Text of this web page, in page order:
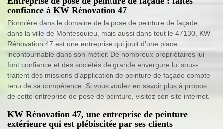
confiance à KW Rénovation 47
Pionnière dans le domaine de la pose de peinture de façade,
dans la ville de Montesquieu, mais aussi dans tout le 47130, KW
Rénovation 47 est une entreprise qui jouit d’une place
incontournable dans son métier. De nombreux propriétaires lui
font confiance et des sociétés de grande envergure lui sous-
traitent des missions d’application de peinture de façade compte
tenu de sa compétence. Si vous voulez en savoir plus à propos
de cette entreprise de pose de peinture, visitez son site internet.
KW Rénovation 47, une entreprise de peinture
extérieure qui est plébiscitée par ses clients